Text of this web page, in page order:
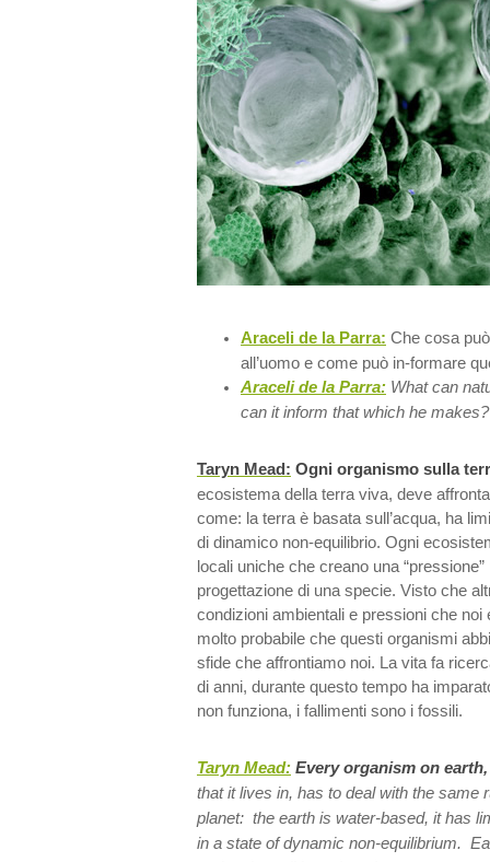
Araceli de la Parra: Che cosa
all’uomo e come può in-formare
Araceli de la Parra: What can
can it inform that which he makes?
Taryn Mead: Ogni organismo sulla
ecosistema della terra viva, deve
come: la terra è basata sull’acqua, ha
di dinamico non-equilibrio. Ogni
locali uniche che creano una
progettazione di una specie. Visto che
condizioni ambientali e pressioni che noi
molto probabile che questi organismi
sfide che affrontiamo noi. La vita fa
di anni, durante questo tempo ha
non funziona, i fallimenti sono i fossili.
Taryn Mead: Every organism on
that it lives in, has to deal with the same
planet: the earth is water-based, it has
in a state of dynamic non-equilibrium.